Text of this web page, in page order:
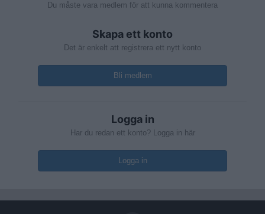
Du måste vara medlem för att kunna kommentera
Skapa ett konto
Det är enkelt att registrera ett nytt konto
Bli medlem
Logga in
Har du redan ett konto? Logga in här
Logga in